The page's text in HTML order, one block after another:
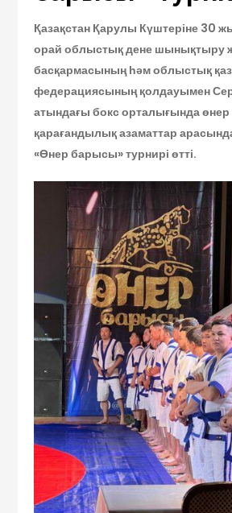
Қазақстан Қарулы Күштеріне 30
орайоблыстық дене шынықтыру
басқармасының һәм облыстық
федерациясының қолдауымен
атындағы бокс орталығында
қарағандылық азаматтар
«Өнер барысы» турнирі өтті.